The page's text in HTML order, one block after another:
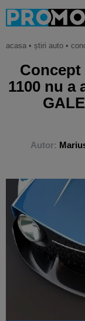
acasa • știri auto •
Concept
1100 nu a
Autor: